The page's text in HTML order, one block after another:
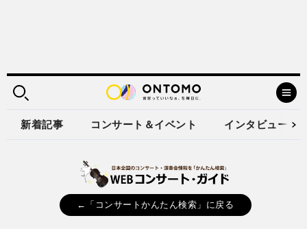
新着記事 コンサート＆イベント インタビュー
←「コンサートかんたん検索」に戻る